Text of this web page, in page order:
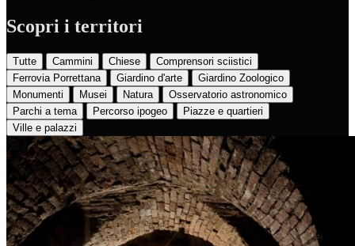
Scopri i territori
Tutte Cammini Chiese
Comprensori sciistici
Ferrovia Porrettana
Giardino d'arte
Giardino Zoologico
Monumenti
Musei Natura
Osservatorio astronomico
Parchi a tema
Percorso ipogeo
Piazze e quartieri
Ville e palazzi